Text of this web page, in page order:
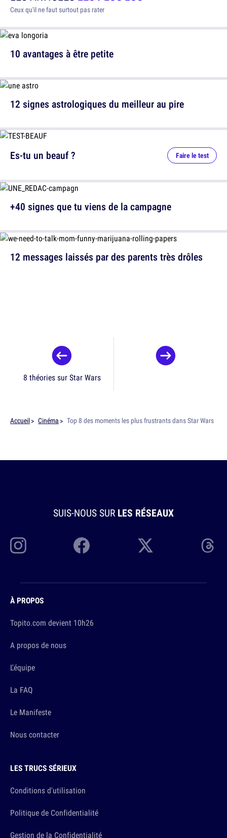
Ceux qu'il ne faut surtout pas rater
10 avantages à être petite
12 signes astrologiques du meilleur au pire
12 messages laissés par des parents très drôles
Es-tu un beauf ? Faire le test
+40 signes que tu viens de la campagne
8 théories sur Star Wars
Accueil Cinéma Top 8 des moments les plus frustrants dans Star Wars
SUIS-NOUS SUR LES RÉSEAUX
À PROPOS
Topito.com devient 10h26
A propos de nous
L'équipe
La FAQ
Le Manifeste
Nous contacter
LES TRUCS SÉRIEUX
Conditions d'utilisation
Politique de Confidentialité
Gestion de la Confidentialité